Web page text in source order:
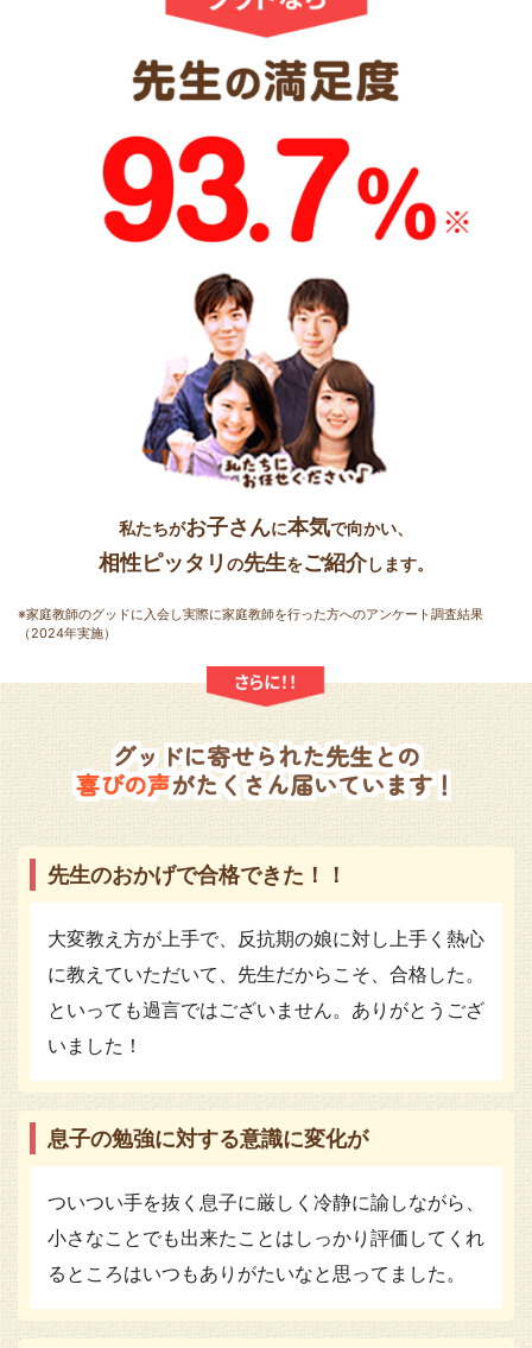
私たちがお子さんに本気で向かい、
相性ピッタリ の先生をご紹介します。
※家庭教師のグッドに入会し実際に家庭教師を行った方へのアンケート調査結果
（2024年実施）
グッドに寄せられた先生との
喜びの声がたくさん届いています！
先生のおかげで合格できた！！
大変教え方が上手で、反抗期の娘に対し上手く熱心
に教えていただいて、先生だからこそ、合格した。
といっても過言ではございません。ありがとうござ
いました！
息子の勉強に対する意識に変化が
ついつい手を抜く息子に厳しく冷静に諭しながら、
小さなことでも出来たことはしっかり評価してくれ
るところはいつもありがたいなと思ってました。